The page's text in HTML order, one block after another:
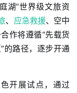
湖”世界级文旅资
、 应急救援、空中
作将遵循“先载货
的路径，逐步开通
开展试点，通过